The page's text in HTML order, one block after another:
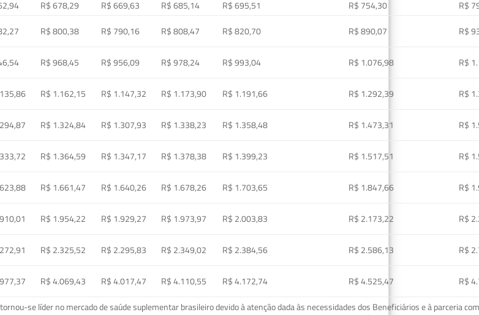
R$ 678,29 R$ 669,63 R$ 685,14 R$ 695,51 R$ 754,30
R$
R$ 800,38 R$ 790,16 R$ 808,47 R$ 820,70 R$ 890,07
R$
R$ 968,45 R$ 956,09 R$ 978,24 R$ 993,04 R$ 1.076,98
R$
R$ 1.162,15 R$ 1.147,32 R$ 1.173,90 R$ 1.191,66 R$ 1.292,39
R$
R$ 1.324,84 R$ 1.307,93 R$ 1.338,23 R$ 1.358,48 R$ 1.473,31
R$
R$ 1.364,59 R$ 1.347,17 R$ 1.378,38 R$ 1.399,23 R$ 1.517,51
R$
R$ 1.661,47 R$ 1.640,26 R$ 1.678,26 R$ 1.703,65 R$ 1.847,66
R$
R$ 1.954,22 R$ 1.929,27 R$ 1.973,97 R$ 2.003,83 R$ 2.173,22
R$
R$ 2.325,52 R$ 2.295,83 R$ 2.349,02 R$ 2.384,56 R$ 2.586,13
R$
R$ 4.069,43 R$ 4.017,47 R$ 4.110,55 R$ 4.172,74 R$ 4.525,47
R$
se líder no mercado de saúde suplementar brasileiro devido à atenção dada às necessidades dos Beneficiários e à parceria